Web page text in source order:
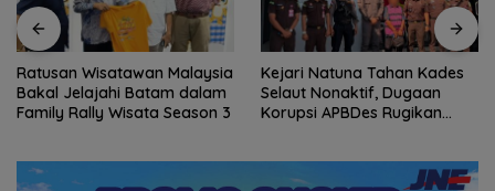
Ratusan Wisatawan Malaysia
Bakal Jelajahi Batam dalam
Family Rally Wisata Season 3
Kejari Natuna Tahan Kades
Selaut Nonaktif, Dugaan
Korupsi APBDes Rugikan